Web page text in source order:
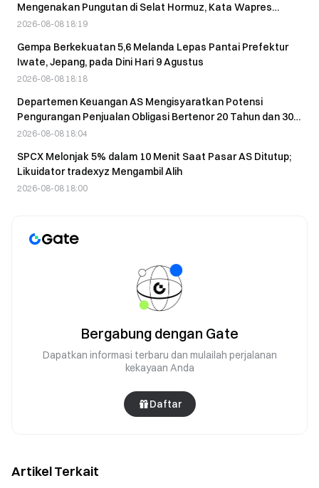
Mengenakan Pungutan di Selat Hormuz, Kata Wapres
Vance pada 9 Agustus
2026-08-08 18:19
Gempa Berkekuatan 5,6 Melanda Lepas Pantai Prefektur
Iwate, Jepang, pada Dini Hari 9 Agustus
2026-08-08 18:18
Departemen Keuangan AS Mengisyaratkan Potensi
Pengurangan Penjualan Obligasi Bertenor 20 Tahun dan 30
Tahun
2026-08-08 18:04
SPCX Melonjak 5% dalam 10 Menit Saat Pasar AS Ditutup;
Likuidator tradexyz Mengambil Alih
2026-08-08 18:00
Bergabung dengan Gate
Dapatkan informasi terbaru dan mulailah perjalanan
kekayaan Anda
Daftar
Artikel Terkait